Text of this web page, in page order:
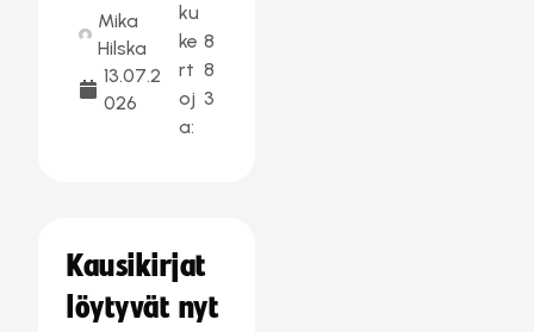
Mika
Hilska
13.07.2
026
ku
ke
rt
oj
a:
8
8
3
Kausikirjat
löytyvät nyt